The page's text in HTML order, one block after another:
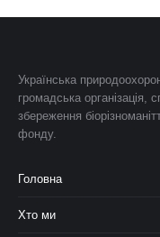
Українська
громадська організація,
збереження
фонду.
Головна
Хто ми